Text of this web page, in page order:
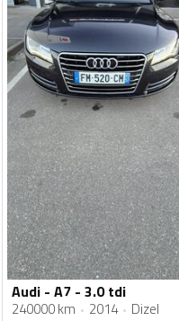
Audi - A7 - 3.0 tdi
240000 km 2014 Dizel